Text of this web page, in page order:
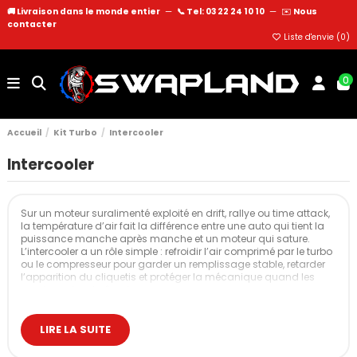
🚚 Livraison dans le monde entier — 📞 Tel: 03 22 24 10 10 — ✉️ Nous
contacter
Liste d'envie (0)
0
Accueil Kit Turbo Intercooler
Intercooler
Sur un moteur suralimenté exploité en drift, rallye ou time attack,
la température d’air fait la différence entre une auto qui tient la
puissance manche après manche et un moteur qui sature.
L’intercooler a un rôle simple : refroidir l’air comprimé par le turbo
ou le compresseur pour garder un remplissage stable, retarder
l’apparition du cliquetis et protéger la mécanique quand les
Nos intercoolers
Les différents intercoolers proposés permettent d’adapter le
refroidissement d’air de suralimentation à votre projet :
LIRE LA SUITE